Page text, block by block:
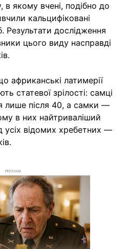
в якому вчені, подібно до
кальцифіковані
Результати дослідження
цього виду насправді
африканські латимерії
статевої зрілості: самці
лише після 40, а самки —
в них найтриваліший
усіх відомих хребетних —
РЕКЛАМА